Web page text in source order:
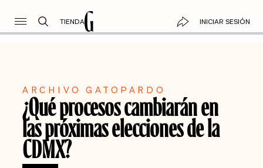
TIENDA INICIAR SESIÓN
ARCHIVO GATOPARDO
¿Qué procesos cambiarán en
las próximas elecciones de la
CDMX?